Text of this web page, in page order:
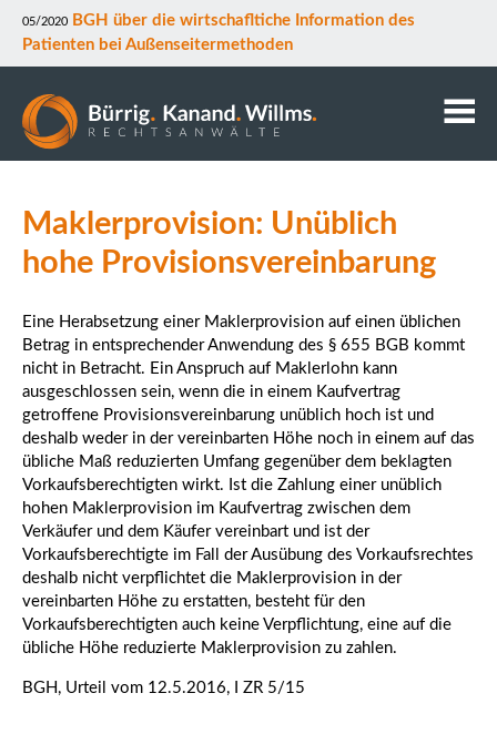
05/2020
BGH über die wirtschafltiche Information des
Patienten bei Außenseitermethoden
Anwälte
Mitarbeiter
Downloads
Datenschutz
Rechtsgebiete
Maklerprovision: Unüblich
hohe Provisionsvereinbarung
Eine Herabsetzung einer Maklerprovision auf einen üblichen
Betrag in entsprechender Anwendung des § 655 BGB kommt
nicht in Betracht. Ein Anspruch auf Maklerlohn kann
ausgeschlossen sein, wenn die in einem Kaufvertrag
getroffene Provisionsvereinbarung unüblich hoch ist und
deshalb weder in der vereinbarten Höhe noch in einem auf das
übliche Maß reduzierten Umfang gegenüber dem beklagten
Vorkaufsberechtigten wirkt. Ist die Zahlung einer unüblich
hohen Maklerprovision im Kaufvertrag zwischen dem
Verkäufer und dem Käufer vereinbart und ist der
Vorkaufsberechtigte im Fall der Ausübung des Vorkaufsrechtes
deshalb nicht verpflichtet die Maklerprovision in der
vereinbarten Höhe zu erstatten, besteht für den
Vorkaufsberechtigten auch keine Verpflichtung, eine auf die
übliche Höhe reduzierte Maklerprovision zu zahlen.
BGH, Urteil vom 12.5.2016, I ZR 5/15